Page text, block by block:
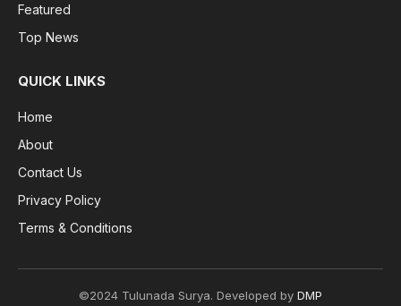
Featured
Top News
QUICK LINKS
Home
About
Contact Us
Privacy Policy
Terms & Conditions
©2024 Tulunada Surya. Developed by DMP